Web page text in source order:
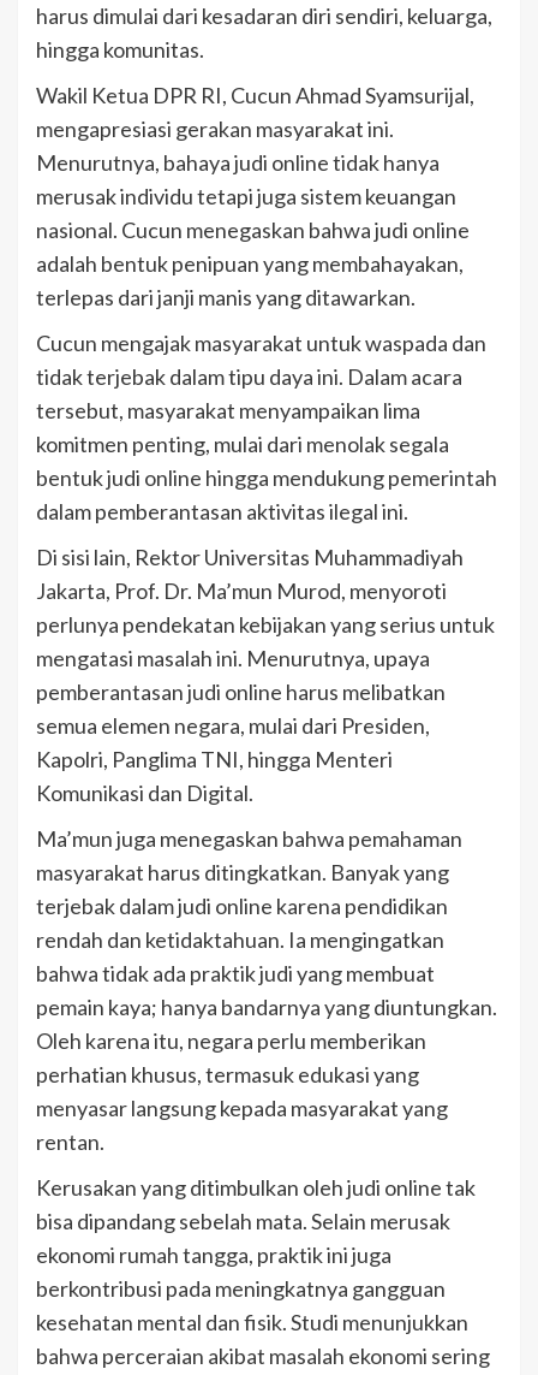
harus dimulai dari kesadaran diri sendiri, keluarga,
hingga komunitas.
Wakil Ketua DPR RI, Cucun Ahmad Syamsurijal,
mengapresiasi gerakan masyarakat ini.
Menurutnya, bahaya judi online tidak hanya
merusak individu tetapi juga sistem keuangan
nasional. Cucun menegaskan bahwa judi online
adalah bentuk penipuan yang membahayakan,
terlepas dari janji manis yang ditawarkan.
Cucun mengajak masyarakat untuk waspada dan
tidak terjebak dalam tipu daya ini. Dalam acara
tersebut, masyarakat menyampaikan lima
komitmen penting, mulai dari menolak segala
bentuk judi online hingga mendukung pemerintah
dalam pemberantasan aktivitas ilegal ini.
Di sisi lain, Rektor Universitas Muhammadiyah
Jakarta, Prof. Dr. Ma’mun Murod, menyoroti
perlunya pendekatan kebijakan yang serius untuk
mengatasi masalah ini. Menurutnya, upaya
pemberantasan judi online harus melibatkan
semua elemen negara, mulai dari Presiden,
Kapolri, Panglima TNI, hingga Menteri
Komunikasi dan Digital.
Ma’mun juga menegaskan bahwa pemahaman
masyarakat harus ditingkatkan. Banyak yang
terjebak dalam judi online karena pendidikan
rendah dan ketidaktahuan. Ia mengingatkan
bahwa tidak ada praktik judi yang membuat
pemain kaya; hanya bandarnya yang diuntungkan.
Oleh karena itu, negara perlu memberikan
perhatian khusus, termasuk edukasi yang
menyasar langsung kepada masyarakat yang
rentan.
Kerusakan yang ditimbulkan oleh judi online tak
bisa dipandang sebelah mata. Selain merusak
ekonomi rumah tangga, praktik ini juga
berkontribusi pada meningkatnya gangguan
kesehatan mental dan fisik. Studi menunjukkan
bahwa perceraian akibat masalah ekonomi sering